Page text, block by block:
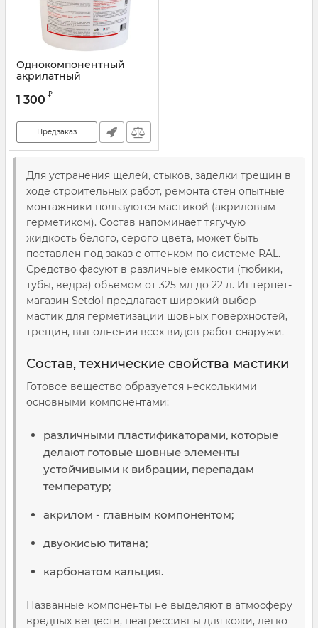
Однокомпонентный
акрилатный
герметик Стиз-А, ведро
1 300 ₽
Предзаказ
Для устранения щелей, стыков, заделки трещин в
ходе строительных работ, ремонта стен опытные
монтажники пользуются мастикой (акриловым
герметиком). Состав напоминает тягучую
жидкость белого, серого цвета, может быть
поставлен под заказ с оттенком по системе RAL.
Средство фасуют в различные емкости (тюбики,
тубы, ведра) объемом от 325 мл до 22 л. Интернет-
магазин Setdol предлагает широкий выбор
мастик для герметизации шовных поверхностей,
трещин, выполнения всех видов работ снаружи.
Состав, технические свойства мастики
Готовое вещество образуется несколькими
основными компонентами:
различными пластификаторами, которые
делают готовые шовные элементы
устойчивыми к вибрации, перепадам
температур;
акрилом - главным компонентом;
двуокисью титана;
карбонатом кальция.
Названные компоненты не выделяют в атмосферу
вредных веществ, неагрессивны для кожи, легко